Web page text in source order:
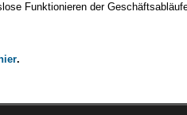
Funktionieren der
hier.